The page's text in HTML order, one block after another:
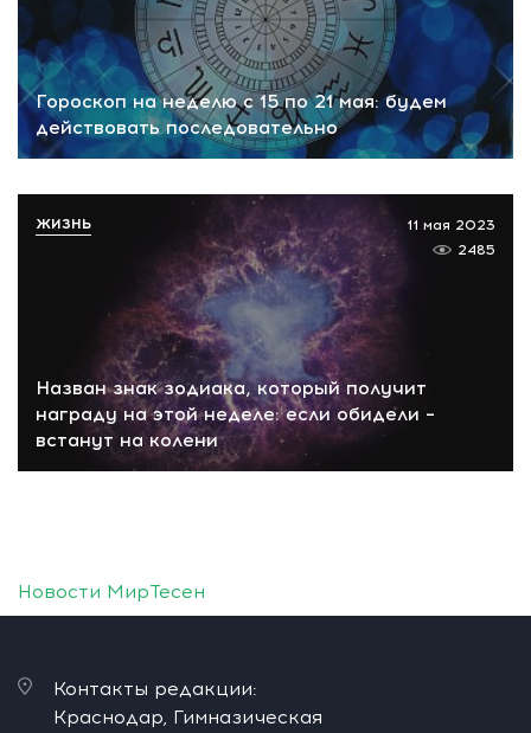
Гороскоп на неделю с 15 по 21 мая: будем
действовать последовательно
Назван знак зодиака, который получит
награду на этой неделе: если обидели –
встанут на колени
11 мая 2023
2485
ЖИЗНЬ
Новости МирТесен
Контакты редакции:
Краснодар, Гимназическая